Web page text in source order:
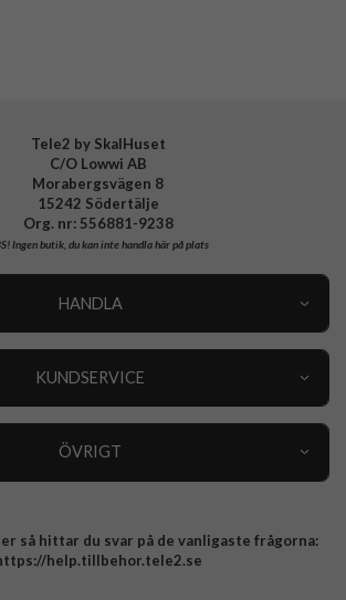
Tele2 by SkalHuset
C/O Lowwi AB
Morabergsvägen 8
15242 Södertälje
Org. nr: 556881-9238
Ingen butik, du kan inte handla här på plats
HANDLA
KUNDSERVICE
ÖVRIGT
så hittar du svar på de vanligaste frågorna:
help.tillbehor.tele2.se